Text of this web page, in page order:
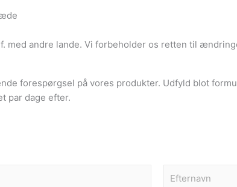
med andre lande. Vi forbeholder os retten til
forespørgsel på vores produkter. Udfyld blot
par dage efter.